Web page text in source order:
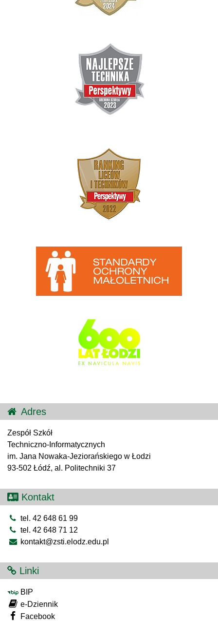
Adres
Zespół Szkół
Techniczno-Informatycznych
im. Jana Nowaka-Jeziorańskiego w Łodzi
93-502 Łódź, al. Politechniki 37
Kontakt
tel. 42 648 61 99
tel. 42 648 71 12
kontakt@zsti.elodz.edu.pl
Linki
BIP
e-Dziennik
Facebook